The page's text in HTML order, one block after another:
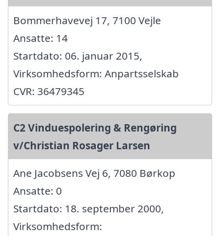
Bommerhavevej 17, 7100 Vejle
Ansatte: 14
Startdato: 06. januar 2015,
Virksomhedsform: Anpartsselskab
CVR: 36479345
C2 Vinduespolering & Rengøring
v/Christian Rosager Larsen
Ane Jacobsens Vej 6, 7080 Børkop
Ansatte: 0
Startdato: 18. september 2000,
Virksomhedsform: